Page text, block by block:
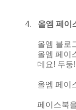
4. 올엠 페이
올엠 블로
올엠 페이
데요! 두둥!
올엠 페이
페이스북